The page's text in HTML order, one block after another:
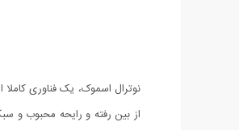
نوترال اسموک، یک فناوری
از بین رفته و رایحه محبوب و